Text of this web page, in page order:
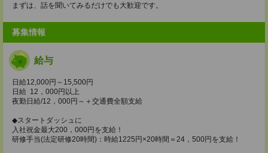
まずは、話を聞いてみるだけでも大歓迎です。
募集情報
給与
日給12,000円～15,500円
日給 12，000円以上
夜勤日給/12，000円～＋交通費全額支給
◆スタートダッシュに
入社祝金最大200，000円を支給！
研修手当(法定研修20時間)：時給1225円×20時間＝24，500円を支給！